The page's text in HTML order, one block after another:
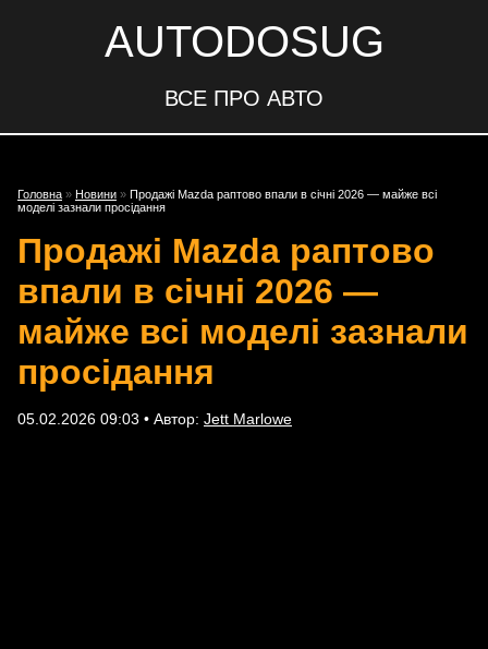
AUTODOSUG
ВСЕ ПРО АВТО
Головна » Новини » Продажі Mazda раптово впали в січні 2026 — майже всі
моделі зазнали просідання
Продажі Mazda раптово
впали в січні 2026 —
майже всі моделі зазнали
просідання
05.02.2026 09:03 • Автор: Jett Marlowe